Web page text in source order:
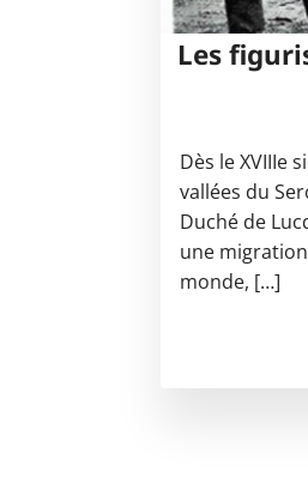
Les
Dès le XVIIIe
vallées du
Duché de
une
monde, […]